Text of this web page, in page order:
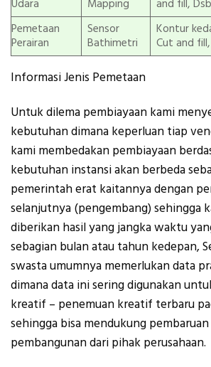
Udara Mapping
and fill, Dsb
Pemetaan
Perairan
Sensor
Bathimetri
Kontur
Cut and
Informasi Jenis Pemetaan
Untuk dilema pembiayaan kami
kebutuhan dimana keperluan tiap
kami membedakan pembiayaan
kebutuhan instansi akan berbeda
pemerintah erat kaitannya dengan
selanjutnya (pengembang) sehingga
diberikan hasil yang jangka waktu
sebagian bulan atau tahun kedepan,
swasta umumnya memerlukan data
dimana data ini sering digunakan
kreatif – penemuan kreatif terbaru
sehingga bisa mendukung
pembangunan dari pihak perusahaan.